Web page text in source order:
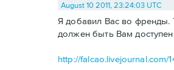
August 10 2011, 23:24:03 UTC
Я добавил Вас во френды.
должен быть Вам
http://falcao.livejournal.com/